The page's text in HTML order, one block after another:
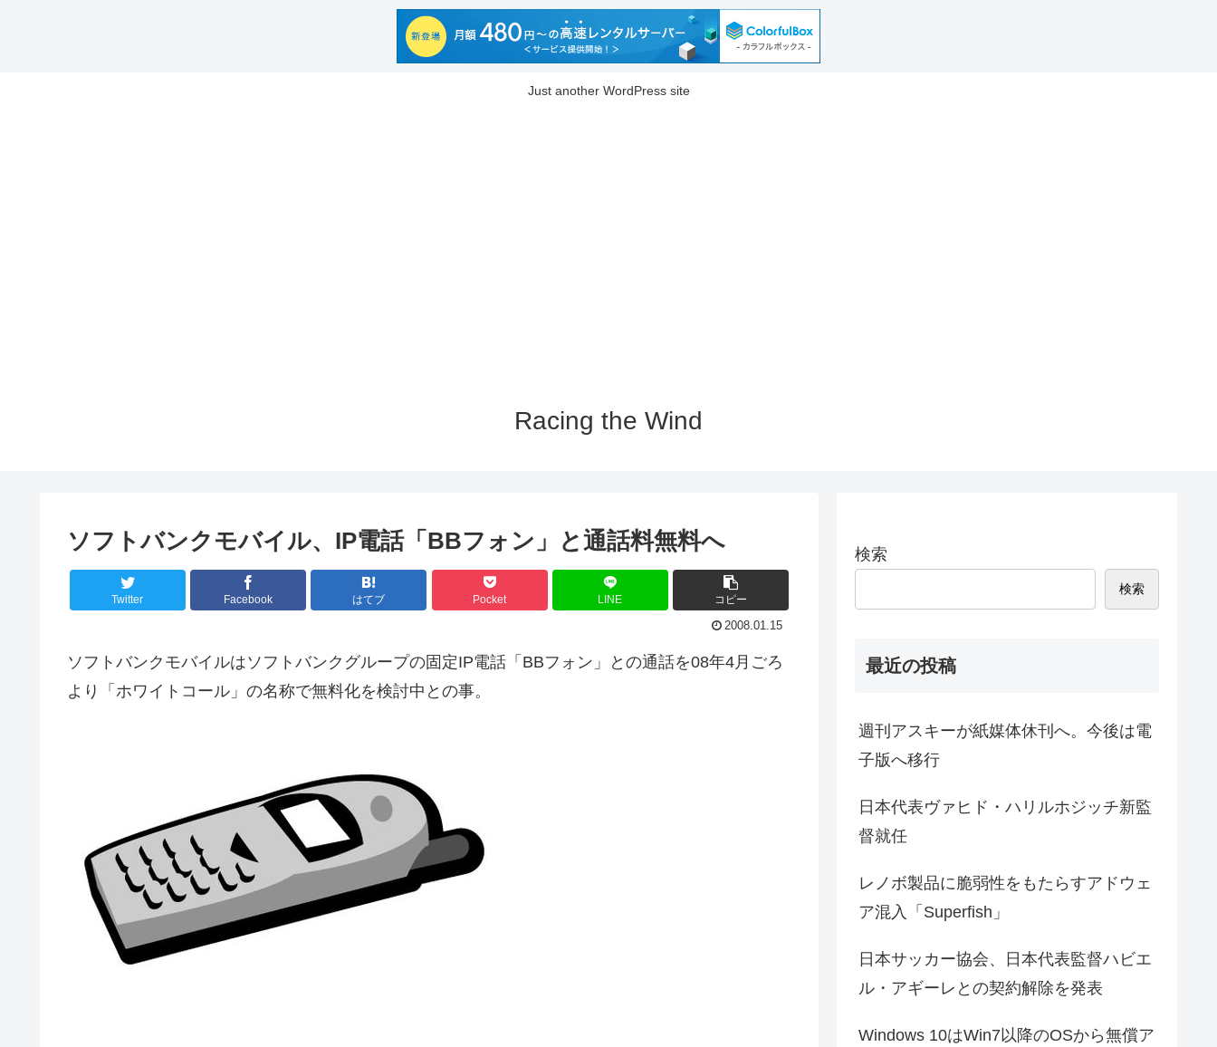
Just another WordPress site
Racing the Wind
ソフトバンクモバイル、IP電話「BBフォン」と通話料無料へ
Twitter Facebook はてブ Pocket LINE コピー
2008.01.15
ソフトバンクモバイルはソフトバンクグループの固定IP電話「BBフォン」との通話を08年4月ごろ
より「ホワイトコール」の名称で無料化を検討中との事。
検索
検索
最近の投稿
週刊アスキーが紙媒体休刊へ。今後は電
子版へ移行
日本代表ヴァヒド・ハリルホジッチ新監
督就任
レノボ製品に脆弱性をもたらすアドウェ
ア混入「Superfish」
日本サッカー協会、日本代表監督ハビエ
ル・アギーレとの契約解除を発表
Windows 10はWin7以降のOSから無償ア